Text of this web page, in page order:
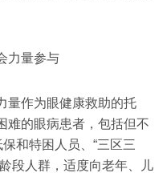
力量参与
量作为眼健康救助的托
难的眼病患者，包括但不
和特困人员、“三区三
段人群，适度向老年、儿